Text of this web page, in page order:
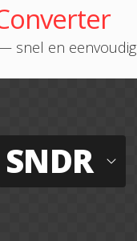
snel en eenvoudig
SNDR